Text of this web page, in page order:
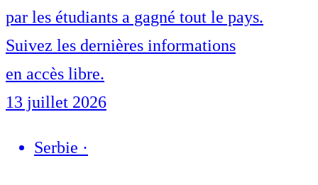
par les étudiants a gagné tout le pays.
Suivez les dernières informations
en accès libre.
13 juillet 2026
Serbie ·